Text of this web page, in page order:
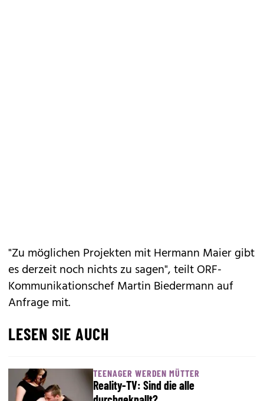
"Zu möglichen Projekten mit Hermann Maier gibt
es derzeit noch nichts zu sagen", teilt ORF-
Kommunikationschef Martin Biedermann auf
Anfrage mit.
LESEN SIE AUCH
TEENAGER WERDEN MÜTTER
Reality-TV: Sind die alle